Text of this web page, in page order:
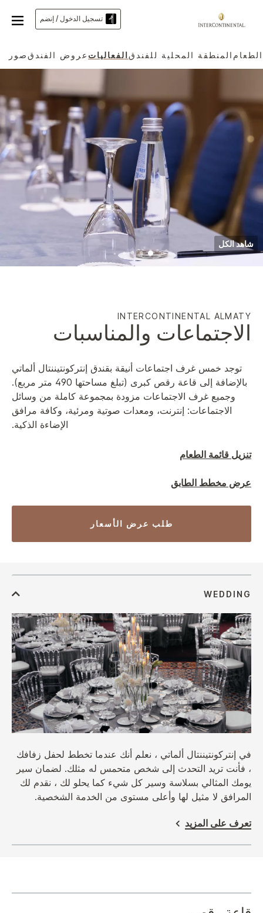
تسجيل الدخول / إنضم
المنطقة المحلية للفندق الفعاليات عروض الفندق صور
شاهد الكل
INTERCONTINENTAL ALMATY
الاجتماعات والمناسبات
توجد خمس غرف اجتماعات أنيقة بقندق إنتركونتيننتال ألماتي
بالإضافة إلى قاعة رقص كبرى (تبلغ مساحتها 490 متر مربع).
وجميع غرف الاجتماعات مزودة بمجموعة كاملة من وسائل
الاجتماعات: إنترنت، ومعدات صوتية ومرئية، وكافة مرافق
الإضاءة الذكية.
تنزيل قائمة الطعام
عرض مخطط الطابق
طلب عرض الأسعار
في إنتركونتيننتال ألماتي ، نعلم أنك عندما تخطط لحفل زفافك
، فأنت تريد التحدث إلى شخص متحمس له مثلك. لضمان سير
يومك المثالي بسلاسة وسير كل شيء كما يحلو لك ، نقدم لك
المرافق لا مثيل لها وأعلى مستوى من الخدمة الشخصية.
تعرف على المزيد